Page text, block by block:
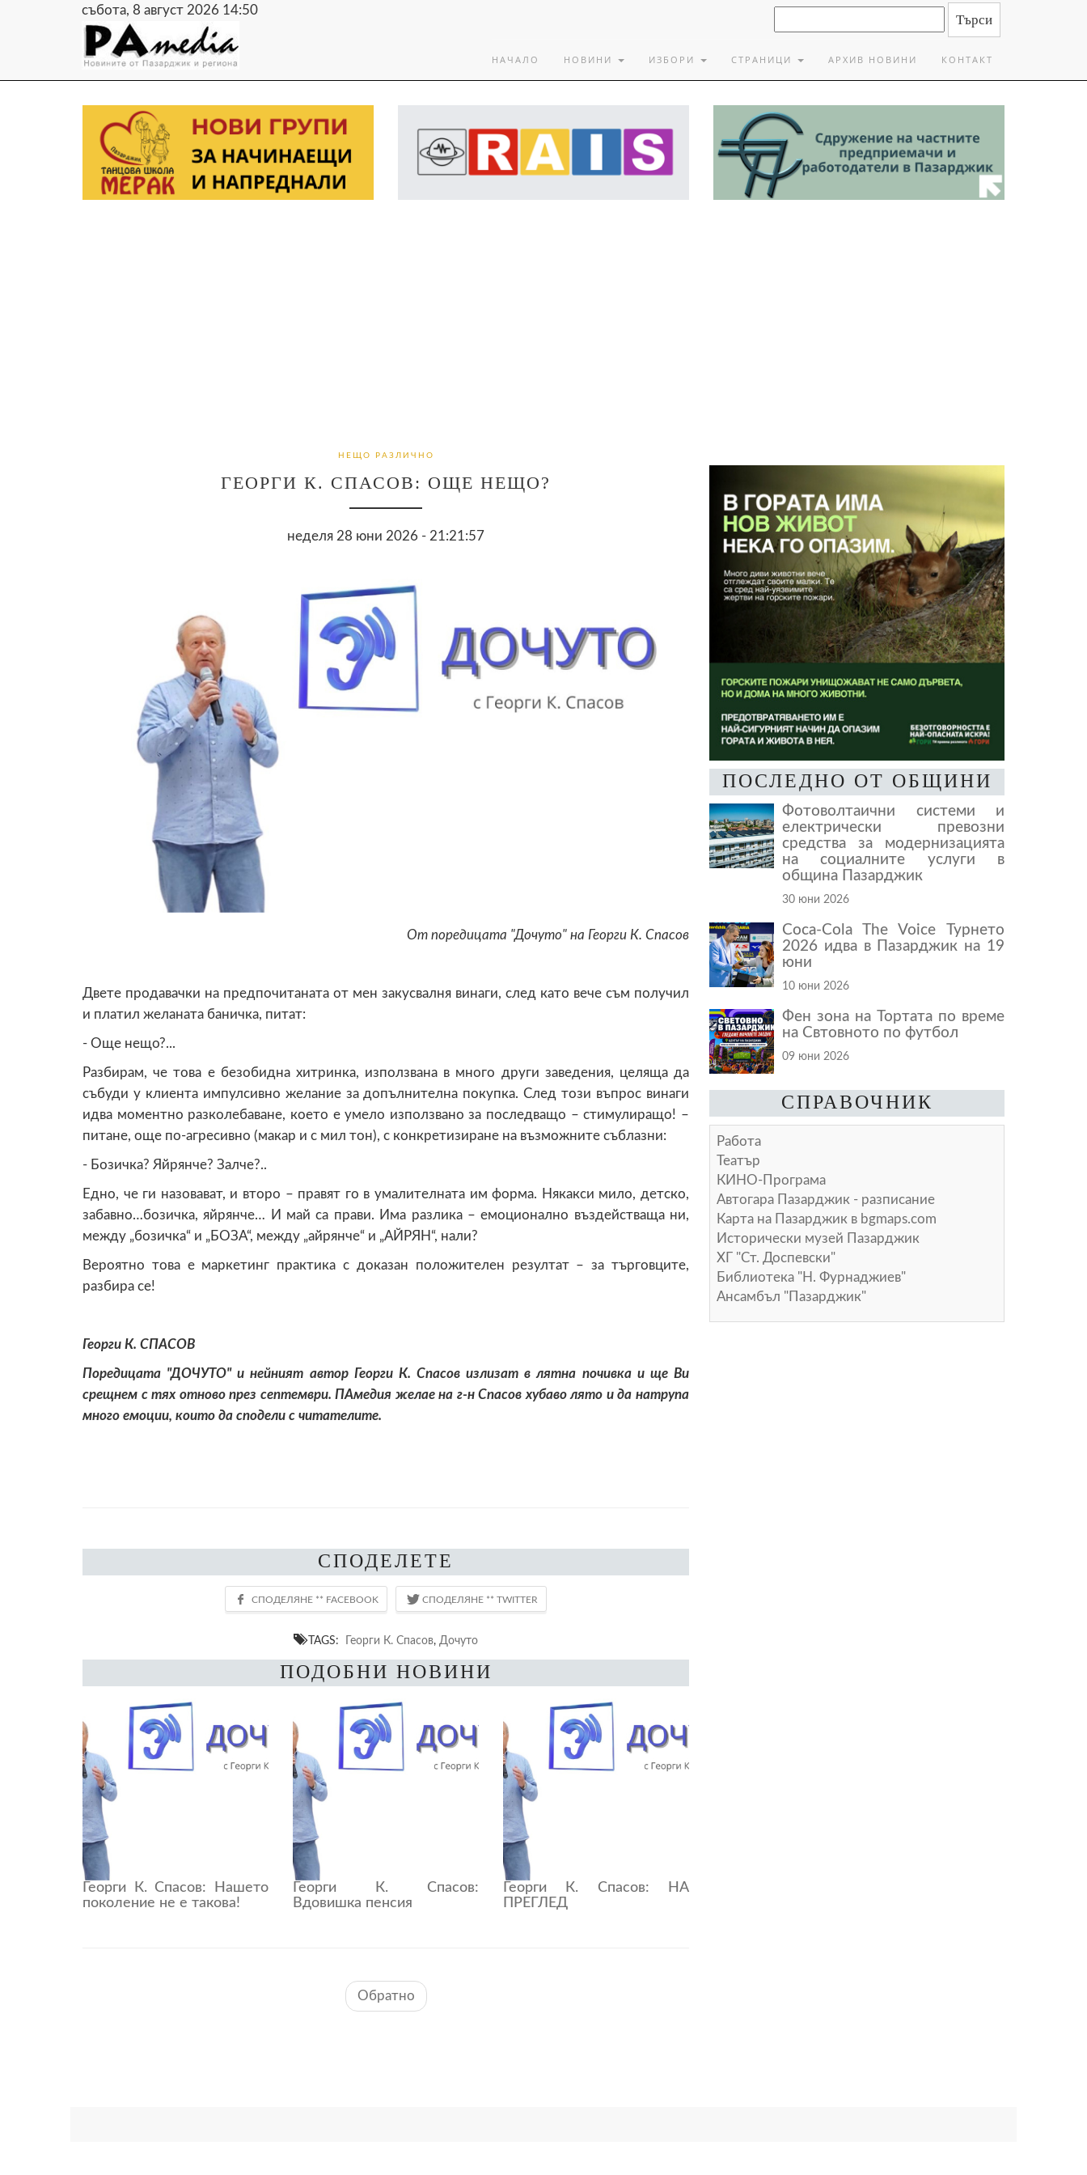
събота, 8 август 2026 14:50
НАЧАЛО НОВИНИ ИЗБОРИ СТРАНИЦИ АРХИВ НОВИНИ КОНТАКТ
НЕЩО РАЗЛИЧНО
ГЕОРГИ К. СПАСОВ: ОЩЕ НЕЩО?
неделя 28 юни 2026 - 21:21:57
От поредицата "Дочуто" на Георги К. Спасов
Двете продавачки на предпочитаната от мен закусвалня винаги, след като вече съм получил
и платил желаната баничка, питат:
- Още нещо?...
Разбирам, че това е безобидна хитринка, използвана в много други заведения, целяща да
събуди у клиента импулсивно желание за допълнителна покупка. След този въпрос винаги
идва моментно разколебаване, което е умело използвано за последващо – стимулиращо! –
питане, още по-агресивно (макар и с мил тон), с конкретизиране на възможните съблазни:
- Бозичка? Яйрянче? Залче?..
Едно, че ги назовават, и второ – правят го в умалителната им форма. Някакси мило, детско,
забавно…бозичка, яйрянче… И май са прави. Има разлика – емоционално въздействаща ни,
между „бозичка“ и „БОЗА“, между „айрянче“ и „АЙРЯН“, нали?
Вероятно това е маркетинг практика с доказан положителен резултат – за търговците,
разбира се!
Георги К. СПАСОВ
Поредицата "ДОЧУТО" и нейният автор Георги К. Спасов излизат в лятна почивка и ще Ви
срещнем с тях отново през септември. ПАмедия желае на г-н Спасов хубаво лято и да натрупа
много емоции, които да сподели с читателите.
СПОДЕЛЕТЕ
TAGS: Георги К. Спасов, Дочуто
ПОДОБНИ НОВИНИ
Георги К. Спасов: Нашето
поколение не е такова!
Георги К. Спасов:
Вдовишка пенсия
Георги К. Спасов: НА
ПРЕГЛЕД
Обратно
ПОСЛЕДНО ОТ ОБЩИНИ
Фотоволтаични системи и
електрически превозни
средства за модернизацията
на социалните услуги в
община Пазарджик
30 юни 2026
Coca-Cola The Voice Турнето
2026 идва в Пазарджик на 19
юни
10 юни 2026
Фен зона на Тортата по време
на Свтовното по футбол
09 юни 2026
СПРАВОЧНИК
Работа
Театър
КИНО-Програма
Автогара Пазарджик - разписание
Карта на Пазарджик в bgmaps.com
Исторически музей Пазарджик
ХГ "Ст. Доспевски"
Библиотека "Н. Фурнаджиев"
Ансамбъл "Пазарджик"